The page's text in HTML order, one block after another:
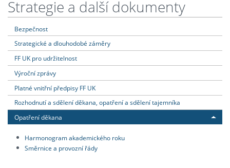
Strategie a další dokumenty
Bezpečnost
Strategické a dlouhodobé záměry
FF UK pro udržitelnost
Výroční zprávy
Platné vnitřní předpisy FF UK
Rozhodnutí a sdělení děkana, opatření a sdělení tajemníka
Opatření děkana
Harmonogram akademického roku
Směrnice a provozní řády